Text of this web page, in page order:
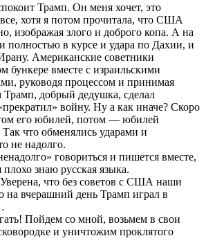
Трамп. Он меня хочет, это
хотя я потом прочитала, что США
изображая злого и доброго копа. А на
полностью в курсе и удара по Дахии, и
Американские советники
бункере вместе с израильскими
руководя процессом и принимая
добрый дедушка, сделал
войну. Ну а как иначе? Скоро
его юбилей, потом — юбилей
Так что обменялись ударами и
не надолго.
говориться и пишется вместе,
плохо знаю русская языка.
что без советов с США наши
на вчерашний день Трамп играл в
Пойдем со мной, возьмем в свои
и уничтожим проклятого